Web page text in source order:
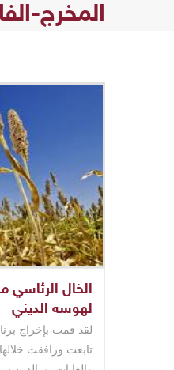
المخرج-
الخال الرئاسي
لهوسه الديني
تابعت ورافقت